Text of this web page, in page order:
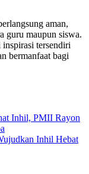
aman,
guru maupun siswa.
tersendiri
bermanfaat bagi
Inhil, PMII Rayon
Inhil Hebat